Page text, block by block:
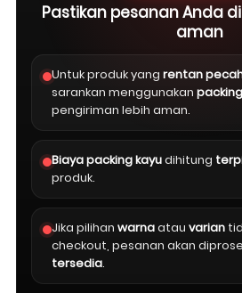
Pastikan pesanan Anda
aman
Untuk produk yang rentan
sarankan menggunakan
pengiriman lebih aman.
Biaya packing kayudihitung
produk.
Jika pilihan warnaatau varian
checkout, pesanan akan
tersedia.